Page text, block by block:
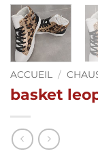
ACCUEIL /
basket